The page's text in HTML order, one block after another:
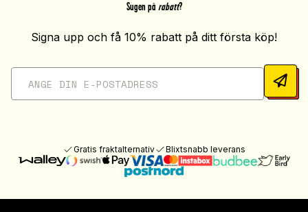
Sugen på rabatt?
Signa upp och få 10% rabatt på ditt första köp!
Gratis fraktalternativ Blixtsnabb leverans